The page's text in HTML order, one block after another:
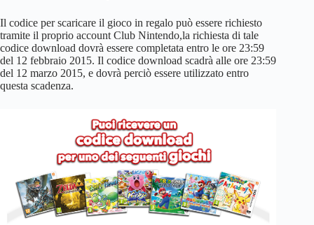
Il codice per scaricare il gioco in regalo può essere richiesto
tramite il proprio account Club Nintendo,la richiesta di tale
codice download dovrà essere completata entro le ore 23:59
del 12 febbraio 2015. Il codice download scadrà alle ore 23:59
del 12 marzo 2015, e dovrà perciò essere utilizzato entro
questa scadenza.